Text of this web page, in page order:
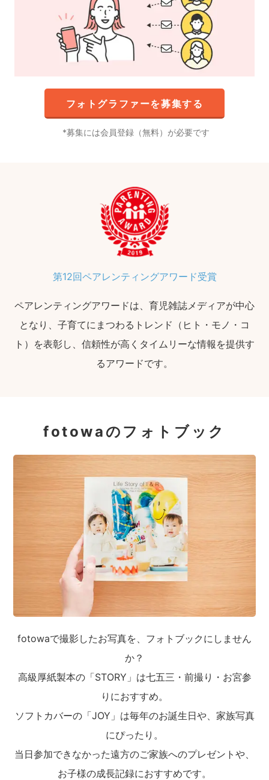
フォトグラファーを募集する
募集には会員登録（無料）が必要です
第12回ペアレンティングアワード受賞
ペアレンティングアワードは、育児雑誌メディアが中心
となり、子育てにまつわるトレンド（ヒト・モノ・コ
ト）を表彰し、信頼性が高くタイムリーな情報を提供す
るアワードです。
fotowaのフォトブック
fotowaで撮影したお写真を、フォトブックにしません
か？
高級厚紙製本の「STORY」は七五三・前撮り・お宮参
りにおすすめ。
ソフトカバーの「JOY」は毎年のお誕生日や、家族写真
にぴったり。
当日参加できなかった遠方のご家族へのプレゼントや、
お子様の成長記録におすすめです。